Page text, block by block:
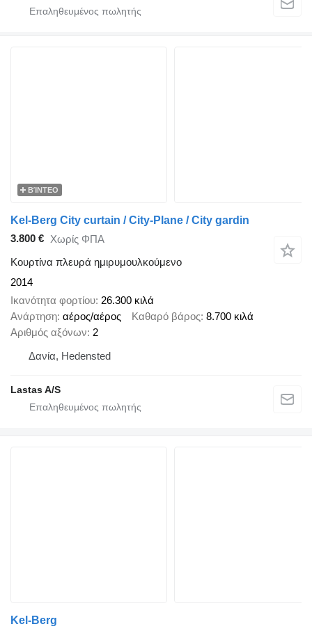
ΒΊΝΤΕΟ
Kel-Berg City curtain / City-Plane / City gardin
3.800 € Χωρίς ΦΠΑ
Κουρτίνα πλευρά ημιρυμουλκούμενο
2014
Ικανότητα φορτίου 26.300 κιλά
Ανάρτηση αέρος/αέρος Καθαρό βάρος 8.700 κιλά
Αριθμός αξόνων 2
Δανία, Hedensted
Lastas A/S
Kel-Berg